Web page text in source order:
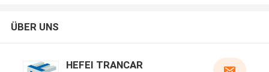
ÜBER UNS
HEFEI TRANCAR